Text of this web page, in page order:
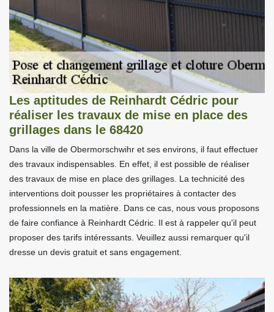
Les aptitudes de Reinhardt Cédric pour
réaliser les travaux de mise en place des
grillages dans le 68420
Dans la ville de Obermorschwihr et ses environs, il faut effectuer
des travaux indispensables. En effet, il est possible de réaliser
des travaux de mise en place des grillages. La technicité des
interventions doit pousser les propriétaires à contacter des
professionnels en la matière. Dans ce cas, nous vous proposons
de faire confiance à Reinhardt Cédric. Il est à rappeler qu'il peut
proposer des tarifs intéressants. Veuillez aussi remarquer qu'il
dresse un devis gratuit et sans engagement.